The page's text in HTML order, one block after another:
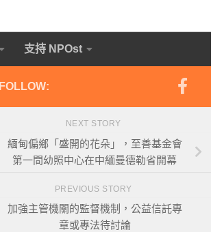
支持 NPOst
FOLLOW:
NEXT STORY
緬甸偏鄉「盛開的花朵」，至善基金會
第一間幼照中心在中緬曼德勒省開幕
PREVIOUS STORY
加強主管機關的監督機制，公益信託專
章或專法待討論